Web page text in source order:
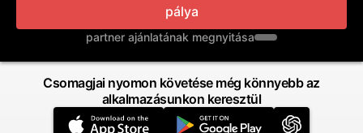
pálya
partner ajánlatának megnyitása
Csomagjai nyomon követése még könnyebb az
alkalmazásunkon keresztül